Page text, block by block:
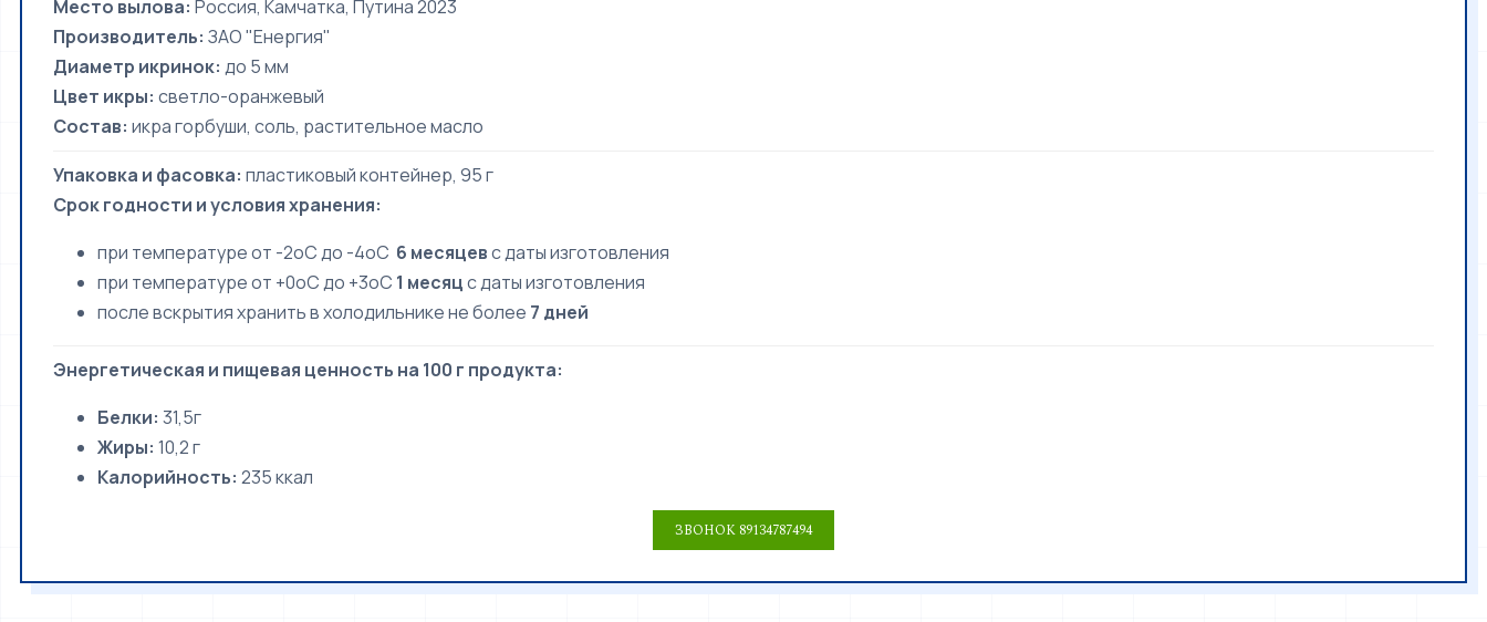
Место вылова: Россия, Камчатка, Путина 2023
Производитель: ЗАО "Енергия"
Диаметр икринок: до 5 мм
Цвет икры: светло-оранжевый
Состав: икра горбуши, соль, растительное масло
Упаковка и фасовка: пластиковый контейнер, 95 г
Срок годности и условия хранения:
при температуре от -2oС до -4oC 6 месяцевс даты изготовления
при температуре от +0oС до +3oС 1 месяцс даты изготовления
после вскрытия хранить в холодильнике не более 7 дней
Энергетическая и пищевая ценность на 100 г продукта:
Белки: 31,5г
Жиры: 10,2 г
Калорийность: 235 ккал